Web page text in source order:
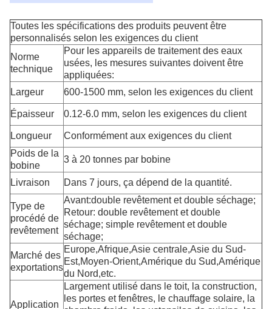
Toutes les spécifications des produits peuvent être
personnalisés selon les exigences du client
Norme
technique
Pour les appareils de traitement des eaux
usées, les mesures suivantes doivent être
appliquées:
Largeur
600-1500 mm, selon les exigences du client
Épaisseur 0.12-6.0 mm, selon les exigences du client
Longueur
Conformément aux exigences du client
Poids de la
bobine
3 à 20 tonnes par bobine
Livraison Dans 7 jours, ça dépend de la quantité.
Type de
procédé de
revêtement
Avant:double revêtement et double séchage;
Retour: double revêtement et double
séchage; simple revêtement et double
séchage;
Marché des
exportations
Europe,Afrique,Asie centrale,Asie du Sud-
Est,Moyen-Orient,Amérique du Sud,Amérique
du Nord,etc.
Application
Largement utilisé dans le toit, la construction,
les portes et fenêtres, le chauffage solaire, la